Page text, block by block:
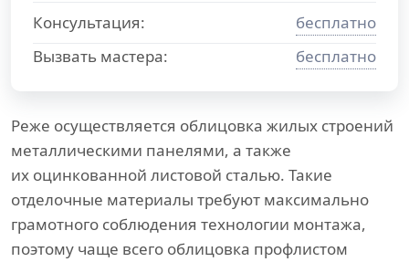
Консультация:
бесплатно
Вызвать мастера:
бесплатно
Реже осуществляется облицовка жилых строений
металлическими панелями, а также
их оцинкованной листовой сталью. Такие
отделочные материалы требуют максимально
грамотного соблюдения технологии монтажа,
поэтому чаще всего облицовка профлистом